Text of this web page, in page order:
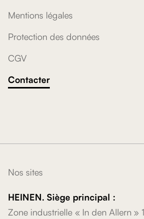
Mentions légales
Protection des données
CGV
Contacter
Nos sites
HEINEN. Siège principal :
Zone industrielle « In den Allern »